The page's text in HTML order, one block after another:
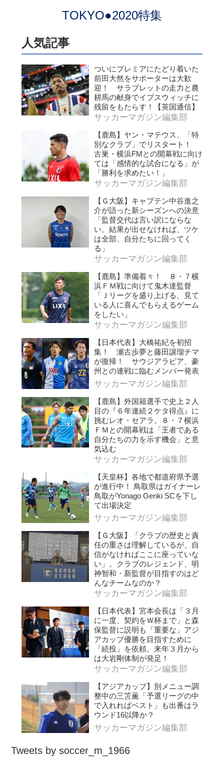
TOKYO●2020特集
人気記事
ついにプレミアにたどり着いた
前田大然をサポーターは大歓
迎！ サラブレットの走力と農
耕馬の献身でイプスウィッチに
残留をもたらす！【英国通信】
サッカーマガジン編集部
【鹿島】ヤン・マテウス、「特
別なクラブ」でリスタート！
古巣・横浜FMとの開幕戦に向け
ては「感情的な試合になる」が
「勝利を求めたい！」
サッカーマガジン編集部
【Ｇ大阪】キャプテン中谷進之
介が語った新シーズンへの決意
「監督交代は言い訳にならな
い。結果が出せなければ、ツケ
は全部、自分たちに回ってく
る」
サッカーマガジン編集部
【鹿島】準備着々！ ８・７横
浜ＦＭ戦に向けて鬼木達監督
「Ｊリーグを盛り上げる、見て
いる人に喜んでもらえるゲーム
をしたい」
サッカーマガジン編集部
【日本代表】大橋祐紀を初招
集！ 瀬古歩夢と藤田譲瑠チマ
が復帰！ サウジアラビア、豪
州との連戦に臨むメンバー発表
サッカーマガジン編集部
【鹿島】外国籍選手で史上２人
目の『６年連続２ケタ得点』に
挑むレオ・セアラ。８・７横浜
ＦＭとの開幕戦は「王者である
自分たちの力を示す機会」と意
気込む
サッカーマガジン編集部
【天皇杯】各地で都道府県予選
が進行中！ 鳥取県はガイナーレ
鳥取がYonago Genki SCを下し
て出場決定
サッカーマガジン編集部
【Ｇ大阪】「クラブの歴史と責
任の重さは理解しているが、自
信がなければここに座っていな
い」。クラブのレジェンド、明
神智和・新監督が目指すのはど
んなチームなのか？
サッカーマガジン編集部
【日本代表】宮本会長は「３月
に一度、契約をＷ杯まで」と森
保監督に説明も「重要な」アジ
アカップ優勝を目指すために
「続投」を依頼。来年３月から
は大岩剛体制が発足！
サッカーマガジン編集部
【アジアカップ】別メニュー調
整中の三笘薫「予選リーグの中
で入れればベスト」も出番はラ
ウンド16以降か？
サッカーマガジン編集部
Tweets by soccer_m_1966